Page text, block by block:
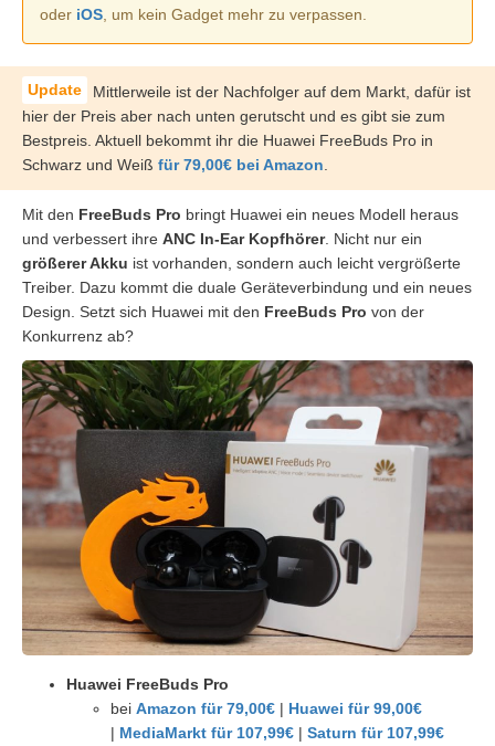
oder iOS , um kein Gadget mehr zu verpassen.
Mittlerweile ist der Nachfolger auf dem Markt, dafür ist
hier der Preis aber nach unten gerutscht und es gibt sie zum
Bestpreis. Aktuell bekommt ihr die Huawei FreeBuds Pro in
Schwarz und Weiß für 79,00€ bei Amazon
Mit den FreeBuds Pro bringt Huawei ein neues Modell heraus
und verbessert ihre ANC In-Ear Kopfhörer. Nicht nur ein
größerer Akku ist vorhanden, sondern auch leicht vergrößerte
Treiber. Dazu kommt die duale Geräteverbindung und ein neues
Design. Setzt sich Huawei mit den FreeBuds Pro von der
Konkurrenz ab?
Huawei FreeBuds Pro
bei Amazon für 79,00€ | Huawei für 99,00€
| MediaMarkt für 107,99€ | Saturn für 107,99€